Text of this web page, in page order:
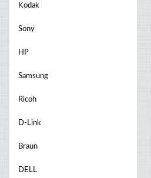
Kodak
Sony
HP
Samsung
Ricoh
D-Link
Braun
DELL